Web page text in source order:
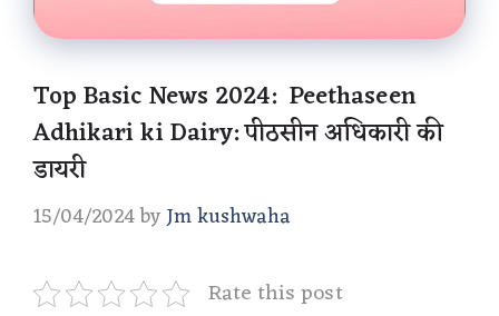
Top Basic News 2024: Peethaseen
Adhikari ki Dairy: पीठसीन अधिकारी की
डायरी
15/04/2024byJm kushwaha
Rate this post